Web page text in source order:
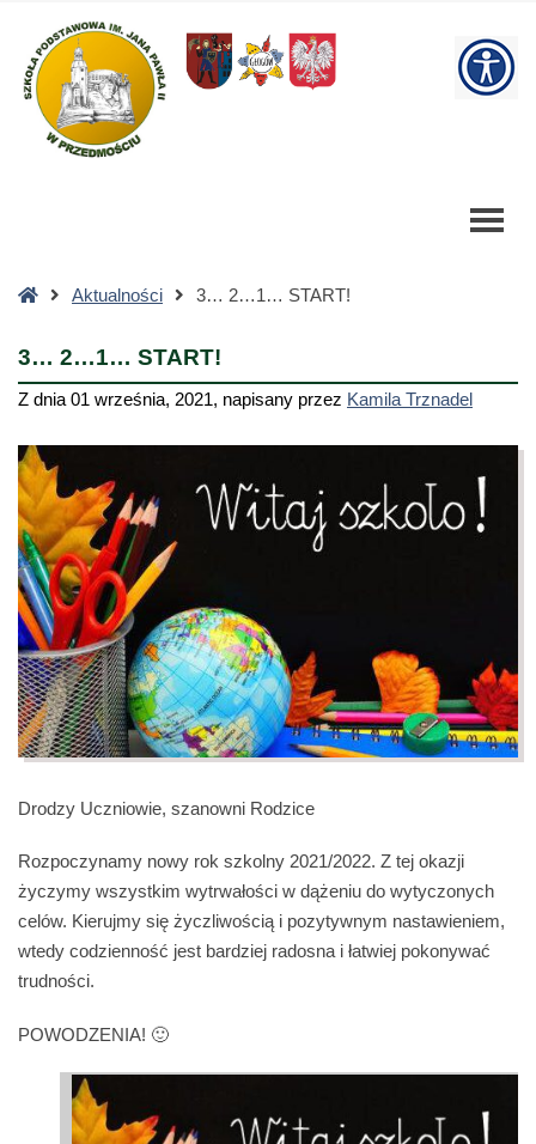
2...1...
START!
Szkoła
Podstawowa
StronaAktualności 3… 2…1… START!
3… 2…1… START!
Z dnia 01 września, 2021, napisany przez Kamila Trznadel
Drodzy Uczniowie, szanowni Rodzice
Rozpoczynamy nowy rok szkolny 2021/2022. Z tej okazji
życzymy wszystkim wytrwałości w dążeniu do wytyczonych
celów. Kierujmy się życzliwością i pozytywnym nastawieniem,
wtedy codzienność jest bardziej radosna i łatwiej pokonywać
trudności.
POWODZENIA! 🙂